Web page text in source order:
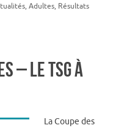
,Adultes, Résultats
– Le TSG à
La Coupe des